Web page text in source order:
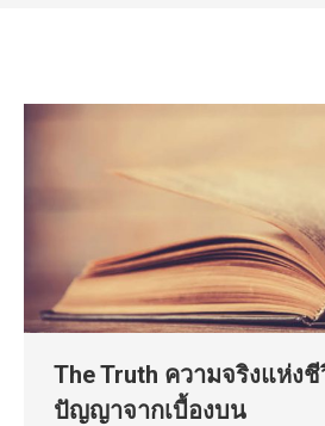
The Truth ความจริงแห่ง
ปัญญาจากเบื้องบน